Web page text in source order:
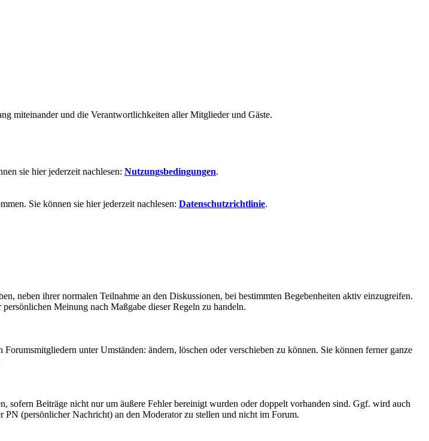
miteinander und die Verantwortlichkeiten aller Mitglieder und Gäste.
sie hier jederzeit nachlesen: Nutzungsbedingungen.
Sie können sie hier jederzeit nachlesen: Datenschutzrichtlinie.
neben ihrer normalen Teilnahme an den Diskussionen, bei bestimmten Begebenheiten aktiv einzugreifen.
Meinung nach Maßgabe dieser Regeln zu handeln.
unter Umständen: ändern, löschen oder verschieben zu können. Sie können ferner ganze
sofern Beiträge nicht nur um äußere Fehler bereinigt wurden oder doppelt vorhanden sind. Ggf. wird auch
(persönlicher Nachricht) an den Moderator zu stellen und nicht im Forum.